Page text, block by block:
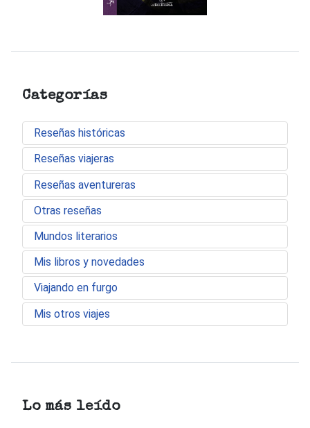
Categorías
Reseñas históricas
Reseñas viajeras
Reseñas aventureras
Otras reseñas
Mundos literarios
Mis libros y novedades
Viajando en furgo
Mis otros viajes
Lo más leído